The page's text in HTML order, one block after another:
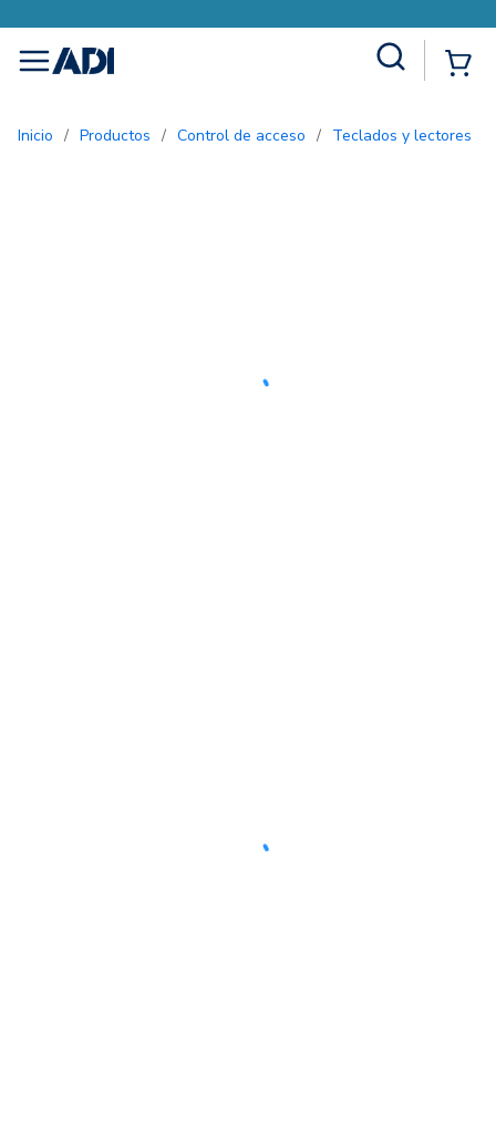
menu
Inicio / Productos / Control de acceso / Teclados y lectores